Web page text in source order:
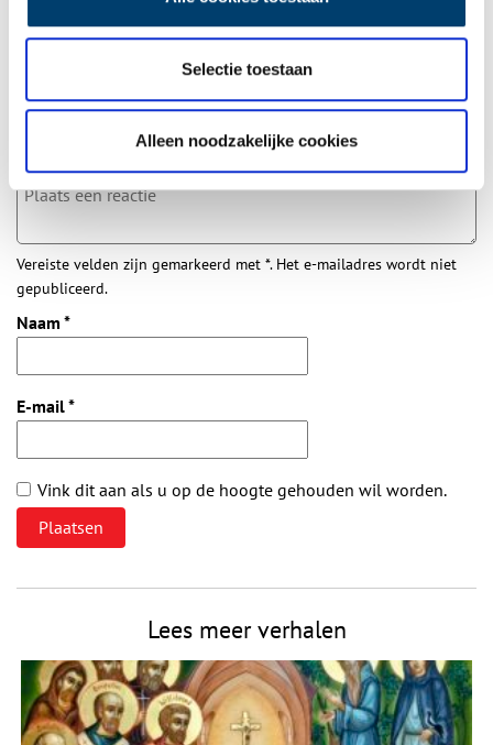
Selectie toestaan
Alleen noodzakelijke cookies
Bij inschrijving gaat u akkoord met onsprivacybeleid
Aanvullingen
Vul deze informatie aan of geef een reactie.
Vereiste velden zijn gemarkeerd met *. Het e-mailadres wordt niet
gepubliceerd.
Naam *
E-mail*
Vink dit aan als u op de hoogte gehouden wil worden.
Lees meer verhalen